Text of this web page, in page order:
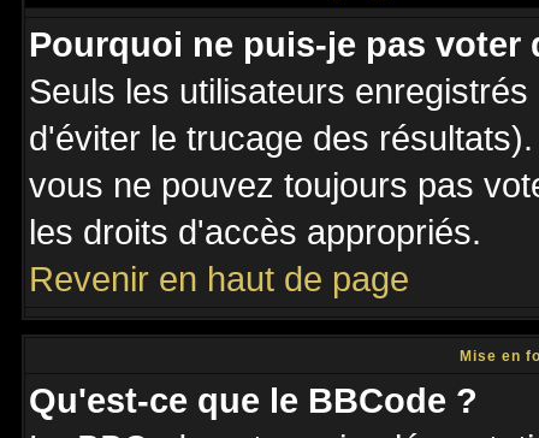
Pourquoi ne puis-je pas voter
Seuls les utilisateurs
d'éviter le trucage des
vous ne pouvez toujours pas
les droits d'accès appropriés.
Revenir en haut de page
Mise en
Qu'est-ce que le BBCode ?